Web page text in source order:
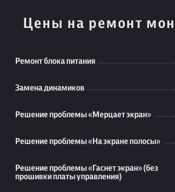
Цены на ремонт
Ремонт блока питания
Замена динамиков
Решение проблемы «Мерцает экран»
Решение проблемы «На экране полосы»
Решение проблемы «Гаснет экран» (без
прошивки платы управления)